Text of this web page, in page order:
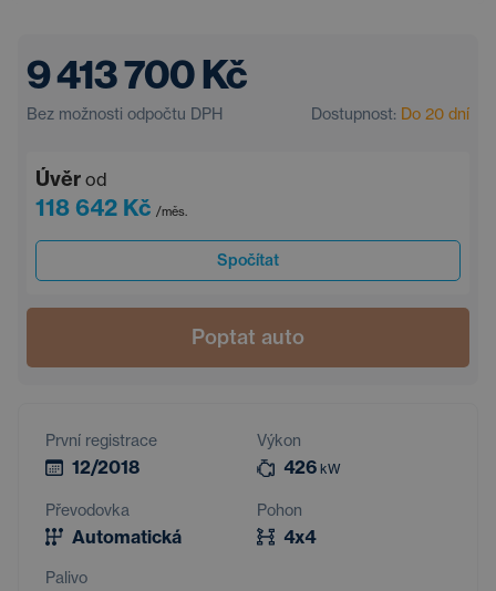
9 413 700 Kč
Bez možnosti odpočtu DPH Dostupnost: Do 20 dní
Úvěr od
118 642 Kč /měs.
Spočítat
Poptat auto
První registrace
12/2018
Výkon
426 kW
Převodovka
Automatická
Pohon
4x4
Palivo